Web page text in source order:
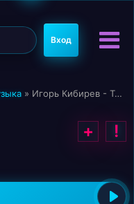
Вход
» Игорь Кибирев - Тик-Так
+ !